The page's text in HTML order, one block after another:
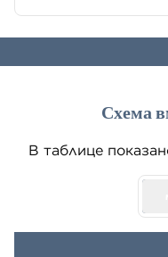
Схема
В таблице